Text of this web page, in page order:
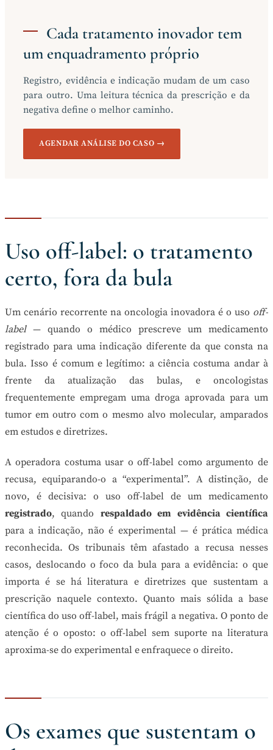
Cada tratamento inovador tem
um enquadramento próprio
Registro, evidência e indicação mudam de um caso
para outro. Uma leitura técnica da prescrição e da
negativa define o melhor caminho.
AGENDAR ANÁLISE DO CASO →
Uso off-label: o tratamento
certo, fora da bula
Um cenário recorrente na oncologia inovadora é o uso off-
label— quando o médico prescreve um medicamento
registrado para uma indicação diferente da que consta na
bula. Isso é comum e legítimo: a ciência costuma andar à
frente da atualização das bulas, e oncologistas
frequentemente empregam uma droga aprovada para um
tumor em outro com o mesmo alvo molecular, amparados
em estudos e diretrizes.
A operadora costuma usar o off-label como argumento de
recusa, equiparando-o a “experimental”. A distinção, de
novo, é decisiva: o uso off-label de um medicamento
registrado, quando respaldado em evidência científica
para a indicação, não é experimental — é prática médica
reconhecida. Os tribunais têm afastado a recusa nesses
casos, deslocando o foco da bula para a evidência: o que
importa é se há literatura e diretrizes que sustentam a
prescrição naquele contexto. Quanto mais sólida a base
científica do uso off-label, mais frágil a negativa. O ponto de
atenção é o oposto: o off-label sem suporte na literatura
aproxima-se do experimental e enfraquece o direito.
Os exames que sustentam o